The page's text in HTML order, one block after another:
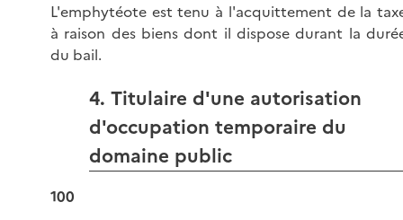
L'emphytéote est tenu à l'acquittement de la
à raison des biens dont il dispose durant la
du bail.
4. Titulaire d'une autorisation
d'occupation temporaire du
domaine public
100